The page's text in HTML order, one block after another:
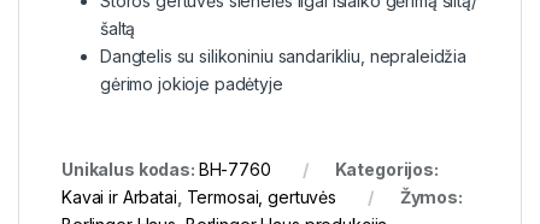
šaltą
Dangtelis su silikoniniu sandarikliu, nepraleidžia
gėrimo jokioje padėtyje
Unikalus kodas: BH-7760
Kategorijos:
Kavai ir Arbatai, Termosai, gertuvės
Žymos: